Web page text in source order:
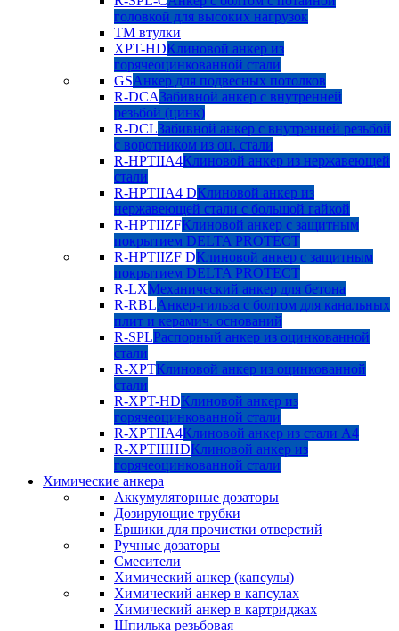
головкой для высоких нагрузок
TM втулки
XPT-HDКлиновой анкер из
горячеоцинкованной стали
GSАнкер для подвесных потолков
R-DCAЗабивной анкер с внутренней
резьбой (цинк)
R-DCLЗабивной анкер с внутренней резьбой
с воротником из оц. стали
R-HPTIIA4Клиновой анкер из нержавеющей
стали
R-HPTIIA4 DКлиновой анкер из
нержавеющей стали с большой гайкой
R-HPTIIZFКлиновой анкер с защитным
покрытием DELTA PROTECT
R-HPTIIZF DКлиновой анкер с защитным
покрытием DELTA PROTECT
R-LXМеханический анкер для бетона
R-RBLАнкер-гильза с болтом для канальных
плит и керамич. оснований
R-SPLРаспорный анкер из оцинкованной
стали
R-XPTКлиновой анкер из оцинкованной
стали
R-XPT-HDКлиновой анкер из
горячеоцинкованной стали
R-XPTIIA4Клиновой анкер из стали А4
R-XPTIIIHDКлиновой анкер из
горячеоцинкованной стали
Химические анкера
Аккумуляторные дозаторы
Дозирующие трубки
Ершики для прочистки отверстий
Ручные дозаторы
Смесители
Химический анкер (капсулы)
Химический анкер в капсулах
Химический анкер в картриджах
Шпилька резьбовая